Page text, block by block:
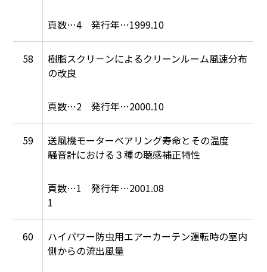
4 1999.10
58
樹脂スクリ－ンによるクリーンルーム風速分布
の改良
2 2000.10
59
送風機モーターベアリング寿命とその温度
騒音計における３種の聴感補正特性
1
1
2001.08
60
ハイパワー防虫用エアーカーテン運転時の室内
側からの流出風量